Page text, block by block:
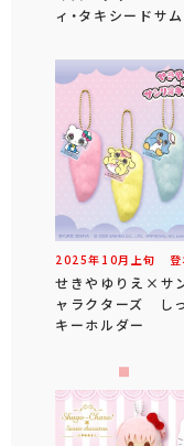
ィ・タキシードサム
2025年 10月 上旬 登
せきやゆりえ×サ
ャラクターズ し
キーホルダー